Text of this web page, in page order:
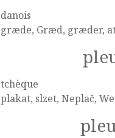
danois
græde, Græd, græder,
tchèque
plakat, slzet, Neplač,